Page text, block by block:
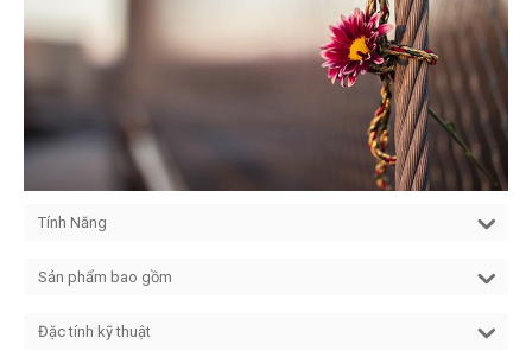
Tính Năng
Sản phẩm bao gồm
Đặc tính kỹ thuật